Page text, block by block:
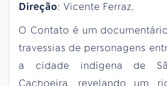
Direção: Vicente Ferraz.
O Contato é um
travessias de personagens
a cidade indígena de
Cachoeira, revelando um